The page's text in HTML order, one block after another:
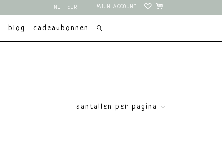
NL
EUR
MIJN ACCOUNT
blog cadeaubonnen
aantallen per pagina